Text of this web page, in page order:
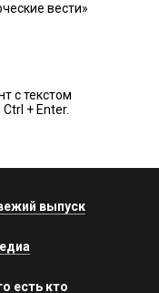
вести»
с текстом
+ Enter.
выпуск
есть кто